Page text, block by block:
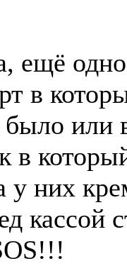
ещё
в
было или
в
у них
кассой